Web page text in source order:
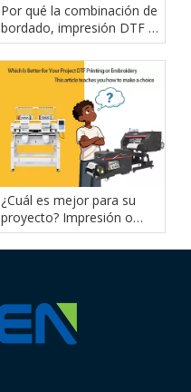
Por qué la combinación de
bordado, impresión DTF y
prensa térmica se está
volviendo más popular
¿Cuál es mejor para su
proyecto? Impresión o
bordado DTF